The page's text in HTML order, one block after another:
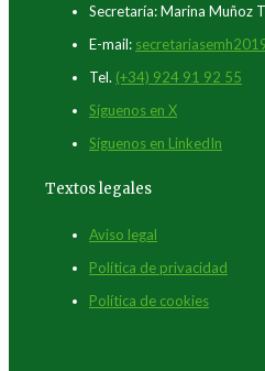
Secretaría: Marina Muñoz
E-mail:
Tel. (+34) 924 91 92 55
Síguenos en X
Síguenos en LinkedIn
Textos legales
Aviso legal
Política de privacidad
Política de cookies